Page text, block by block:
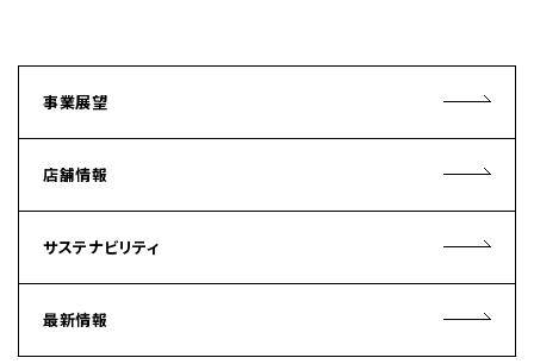
事業展望
店舗情報
サステナビリティ
最新情報